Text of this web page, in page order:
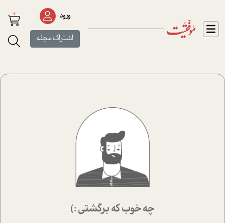
ورود
اشتراک مجله
0
چه خوب که برگشتی :)